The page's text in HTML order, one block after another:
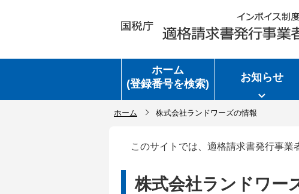
ホーム
(登録番号を検索)
お知らせ
ホーム 株式会社ランドワーズの情報
このサイトでは、適格請求書発行事業
株式会社ランドワー